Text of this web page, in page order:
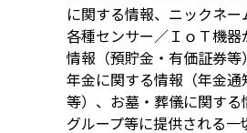
に関する情報、ニックネー
各種センサー／ＩｏＴ機
情報（預貯金・有価証券等
年金に関する情報（年金通
等）、お墓・葬儀に関す
グループ等に提供される